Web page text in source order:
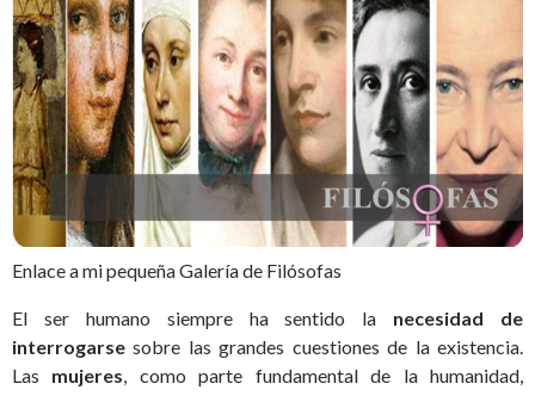
Enlace a mi pequeña Galería de Filósofas
El ser humano siempre ha sentido la necesidad de
interrogarsesobre las grandes cuestiones de la existencia.
Las mujeres , como parte fundamental de la humanidad,